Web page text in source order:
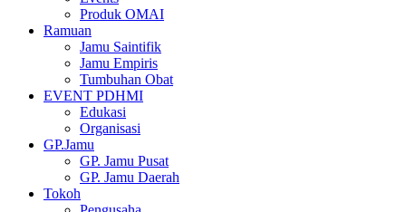
Produk OMAI
Ramuan
Jamu Saintifik
Jamu Empiris
Tumbuhan Obat
EVENT PDHMI
Edukasi
Organisasi
GP.Jamu
GP. Jamu Pusat
GP. Jamu Daerah
Tokoh